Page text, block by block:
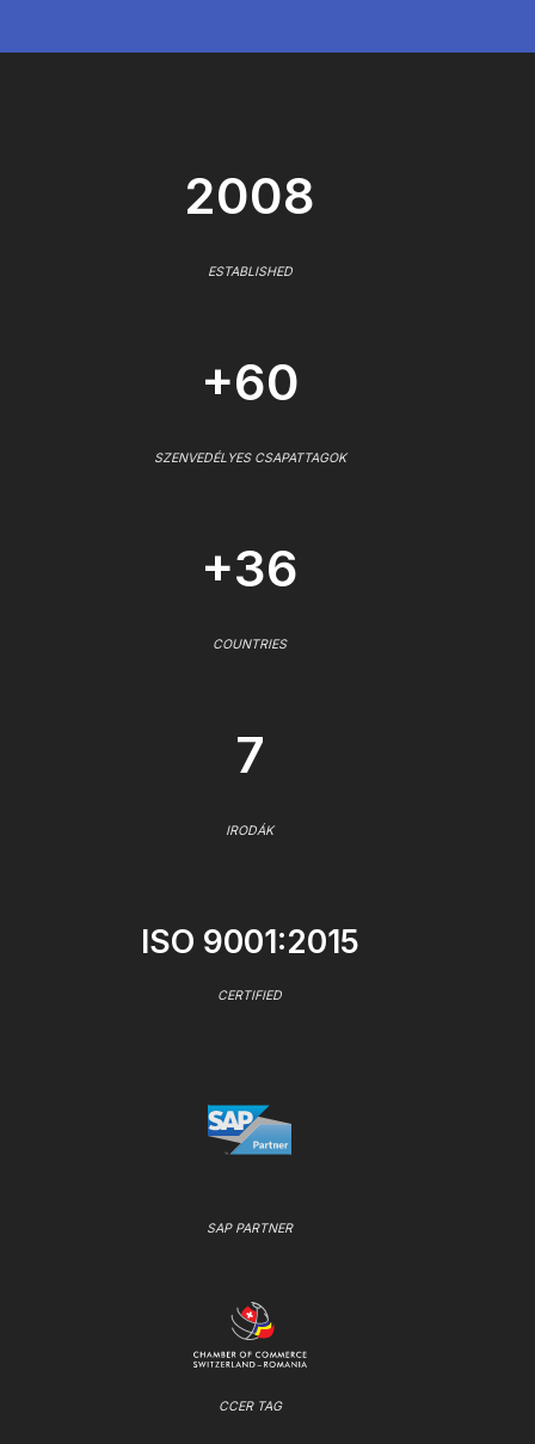
2008
ESTABLISHED
+60
SZENVEDÉLYES CSAPATTAGOK
+36
COUNTRIES
7
IRODÁK
ISO 9001:2015
CERTIFIED
SAP PARTNER
CCER TAG